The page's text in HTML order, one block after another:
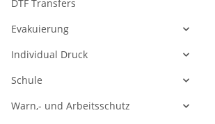
DTF Transfers
Evakuierung
Individual Druck
Schule
Warn,- und Arbeitsschutz